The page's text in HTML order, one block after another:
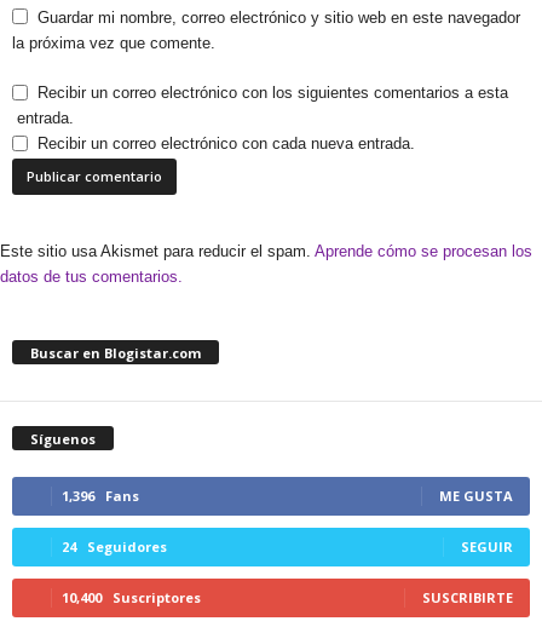
Guardar mi nombre, correo electrónico y sitio web en este navegador
la próxima vez que comente.
Recibir un correo electrónico con los siguientes comentarios a esta
entrada.
Recibir un correo electrónico con cada nueva entrada.
Este sitio usa Akismet para reducir el spam. Aprende cómo se procesan los
datos de tus comentarios.
Buscar en Blogistar.com
Síguenos
1,396 Fans ME GUSTA
24 Seguidores SEGUIR
10,400 Suscriptores SUSCRIBIRTE